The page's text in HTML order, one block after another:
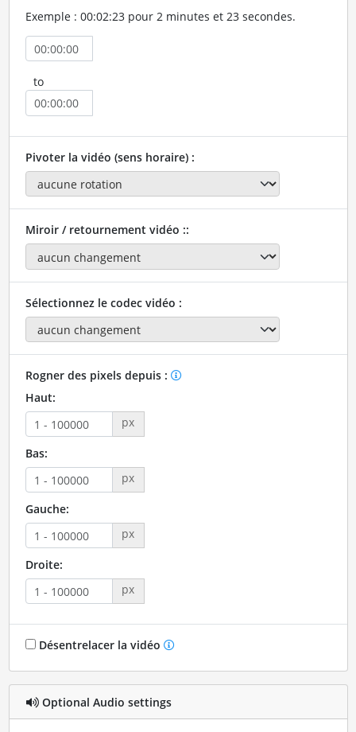
Exemple : 00:02:23 pour 2 minutes et 23 secondes.
to
Pivoter la vidéo (sens horaire) :
Miroir / retournement vidéo ::
Sélectionnez le codec vidéo :
Rogner des pixels depuis :
Haut:
px
Bas:
px
Gauche:
px
Droite:
px
Désentrelacer la vidéo
Optional Audio settings